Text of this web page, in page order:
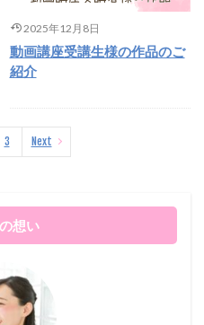
2025年12月8日
動画講座受講生様の作品のご
紹介
3 Next
想い